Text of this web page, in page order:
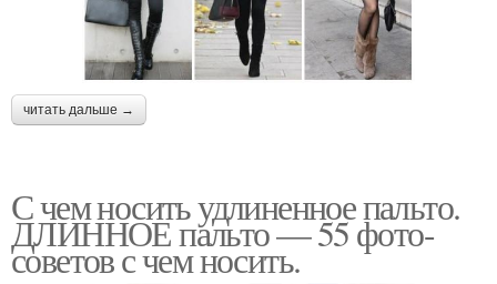
читать дальше →
С чем носить удлиненное пальто.
ДЛИННОЕ пальто — 55 фото-
советов с чем носить.